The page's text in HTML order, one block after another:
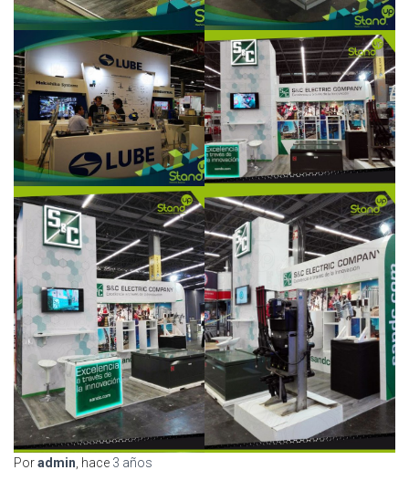
Poradmin, hace 3 años